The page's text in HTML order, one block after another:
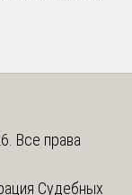
Все права
Судебных